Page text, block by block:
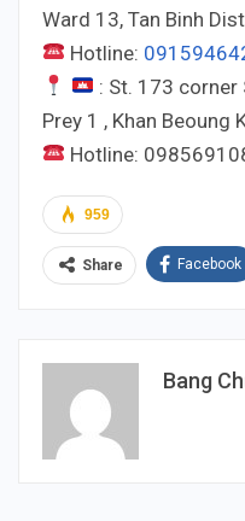
Ward 13, Tan Binh Dist
Hotline:
: St. 173 corner
Prey 1 , Khan Beoung
Hotline:
959
Share Facebook
Bang